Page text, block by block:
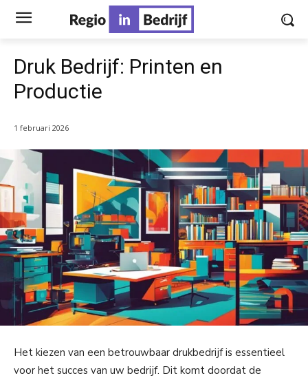
Druk Bedrijf: Printen en
Productie
1 februari 2026
Het kiezen van een betrouwbaar drukbedrijf is essentieel
voor het succes van uw bedrijf. Dit komt doordat de